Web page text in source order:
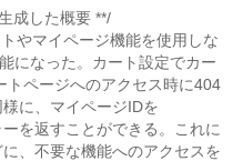
成した概要 **/
やマイページ機能を使用しな
になった。カート設定でカー
トページへのアクセス時に404
に、マイページIDを
を返すことができる。これに
、不要な機能へのアクセスを